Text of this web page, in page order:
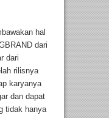
hal
dari
dari
rilisnya
karyanya
dan dapat
tidak hanya